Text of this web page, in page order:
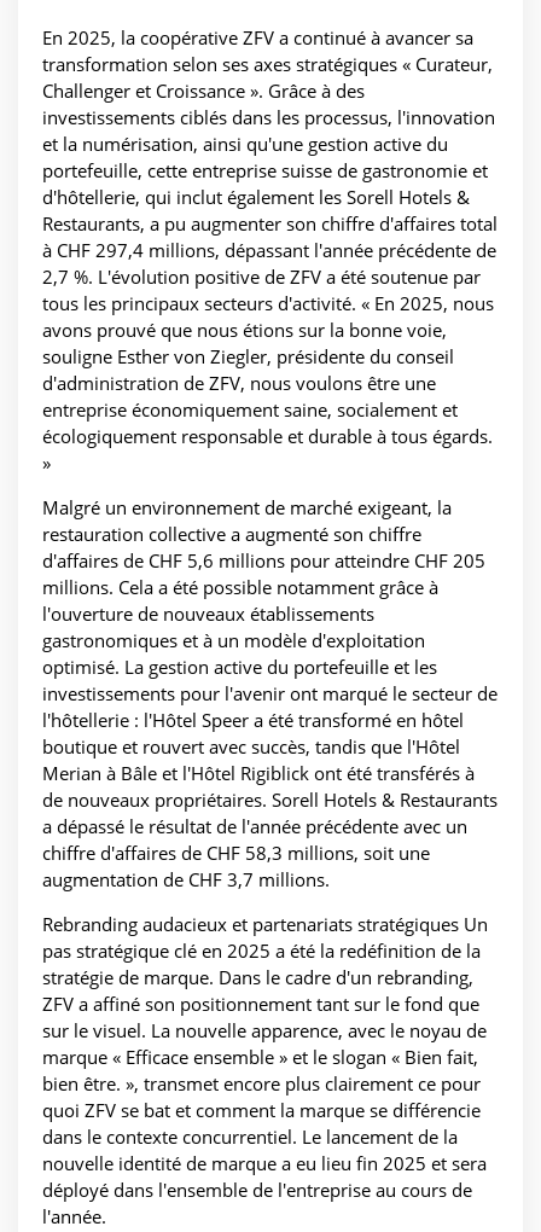
En 2025, la coopérative ZFV a continué à avancer sa
transformation selon ses axes stratégiques « Curateur,
Challenger et Croissance ». Grâce à des
investissements ciblés dans les processus, l'innovation
et la numérisation, ainsi qu'une gestion active du
portefeuille, cette entreprise suisse de gastronomie et
d'hôtellerie, qui inclut également les Sorell Hotels &
Restaurants, a pu augmenter son chiffre d'affaires total
à CHF 297,4 millions, dépassant l'année précédente de
2,7 %. L'évolution positive de ZFV a été soutenue par
tous les principaux secteurs d'activité. « En 2025, nous
avons prouvé que nous étions sur la bonne voie,
souligne Esther von Ziegler, présidente du conseil
d'administration de ZFV, nous voulons être une
entreprise économiquement saine, socialement et
écologiquement responsable et durable à tous égards.
»
Malgré un environnement de marché exigeant, la
restauration collective a augmenté son chiffre
d'affaires de CHF 5,6 millions pour atteindre CHF 205
millions. Cela a été possible notamment grâce à
l'ouverture de nouveaux établissements
gastronomiques et à un modèle d'exploitation
optimisé. La gestion active du portefeuille et les
investissements pour l'avenir ont marqué le secteur de
l'hôtellerie : l'Hôtel Speer a été transformé en hôtel
boutique et rouvert avec succès, tandis que l'Hôtel
Merian à Bâle et l'Hôtel Rigiblick ont été transférés à
de nouveaux propriétaires. Sorell Hotels & Restaurants
a dépassé le résultat de l'année précédente avec un
chiffre d'affaires de CHF 58,3 millions, soit une
augmentation de CHF 3,7 millions.
Rebranding audacieux et partenariats stratégiques Un
pas stratégique clé en 2025 a été la redéfinition de la
stratégie de marque. Dans le cadre d'un rebranding,
ZFV a affiné son positionnement tant sur le fond que
sur le visuel. La nouvelle apparence, avec le noyau de
marque « Efficace ensemble » et le slogan « Bien fait,
bien être. », transmet encore plus clairement ce pour
quoi ZFV se bat et comment la marque se différencie
dans le contexte concurrentiel. Le lancement de la
nouvelle identité de marque a eu lieu fin 2025 et sera
déployé dans l'ensemble de l'entreprise au cours de
l'année.